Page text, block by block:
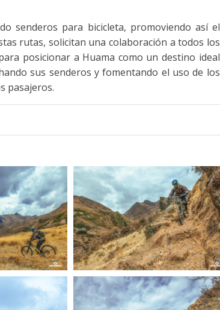
senderos para bicicleta, promoviendo así el
rutas, solicitan una colaboración a todos los
posicionar a Huama como un destino ideal
sus senderos y fomentando el uso de los
pasajeros.